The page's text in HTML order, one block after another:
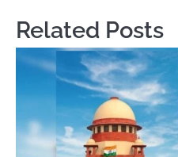
Related Posts